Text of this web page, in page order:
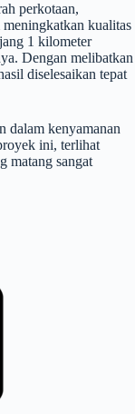
perkotaan,
kualitas
1 kilometer
Dengan melibatkan
diselesaikan tepat
dalam kenyamanan
ini, terlihat
matang sangat